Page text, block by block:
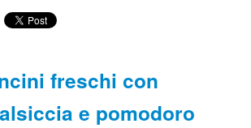
freschi con
e pomodoro